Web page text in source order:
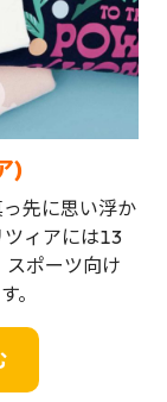
)
先に思い浮か
ィアには13
スポーツ向け
。